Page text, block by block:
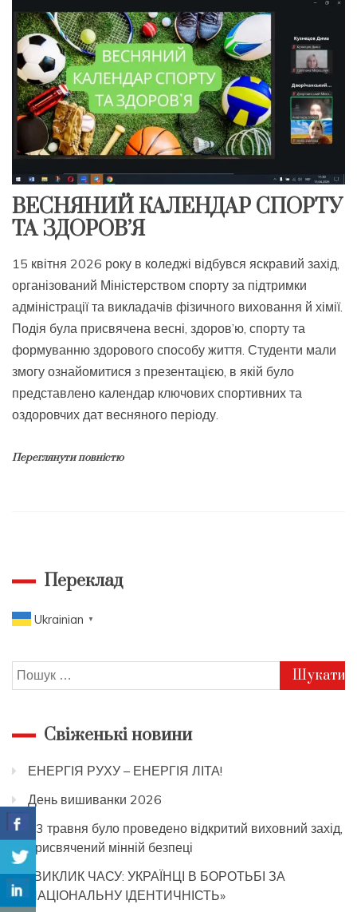
ВЕСНЯНИЙ КАЛЕНДАР СПОРТУ
ТА ЗДОРОВ’Я
15 квітня 2026 року в коледжі відбувся яскравий захід,
організований Міністерством спорту за підтримки
адміністрації та викладачів фізичного виховання й хімії.
Подія була присвячена весні, здоров’ю, спорту та
формуванню здорового способу життя. Студенти мали
змогу ознайомитися з презентацією, в якій було
представлено календар ключових спортивних та
оздоровчих дат весняного періоду.
Переглянути повністю
Переклад
Ukrainian ▼
Пошук:
Свіженькі новини
ЕНЕРГІЯ РУХУ – ЕНЕРГІЯ ЛІТА!
День вишиванки 2026
13 травня було проведено відкритий виховний захід,
присвячений мінній безпеці
«ВИКЛИК ЧАСУ: УКРАЇНЦІ В БОРОТЬБІ ЗА
НАЦІОНАЛЬНУ ІДЕНТИЧНІСТЬ»